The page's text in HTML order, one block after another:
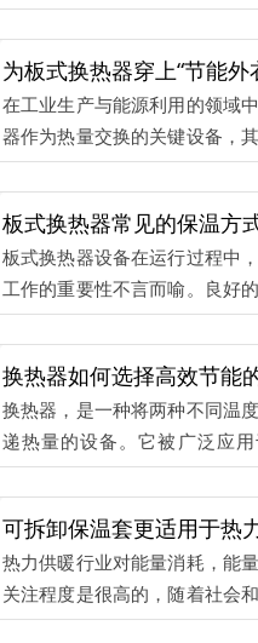
的节能设备，也在不断地进行
展。...
在工业生产与能源利用的领域
器作为热量交换的关键设备，
对于整个系统的运行至关重要
的散失问题一直是影响板式换
个重要因素。为了解决这一问题
器保温套应运而生，为板式换
层“节能外衣”。...
板式换热器常见的保温方
板式换热器设备在运行过程中
工作的重要性不言而喻。良好
仅可以确保设备在适宜的温度
有效降低热量损失，提高能源
而为企业带来显著的经济效益。
的保温措施还能减少设备的维
使用寿命，并有助于降低设备
换热器如何选择高效节能
换热器，是一种将两种不同温
递热量的设备。它被广泛应
力、制药、纺织、食品等行业
化工工业中的“心脏”，是提高
备。那么该如何给“心脏”选择
罩呢——高效节能的保温。今
绍一下，如何给换热器选择
可拆卸保温套更适用于热
热力供暖行业对能量消耗，能
关注程度是很高的，随着社会
环保的呼吁越来越迫切。可拆